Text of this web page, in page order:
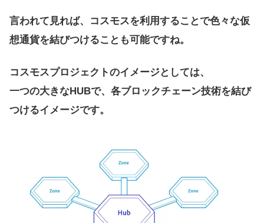
言われて見れば、コスモスを利用することで色々な仮
想通貨を結びつけることも可能ですね。
コスモスプロジェクトのイメージとしては、
一つの大きなHUBで、各ブロックチェーン技術を結び
つけるイメージです。